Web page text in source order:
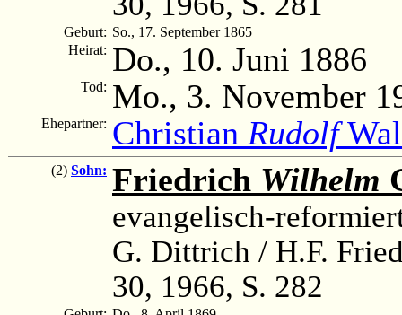
Geburt: So., 17. September 1865
Heirat: Do., 10. Juni 1886
Tod: Mo., 3. November
Ehepartner: Christian Rudolf
(2) Sohn: Friedrich Wilhelm
evangelisch-
G. Dittrich / H.F.
30, 1966, S. 282